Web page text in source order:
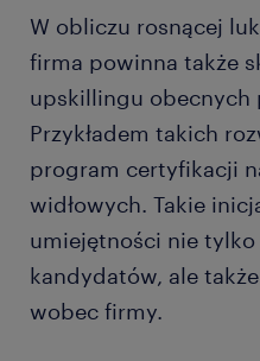
W obliczu rosnącej
firma powinna także
upskillingu obecnych
Przykładem takich
program certyfikacji
widłowych. Takie
umiejętności nie
kandydatów, ale
wobec firmy.